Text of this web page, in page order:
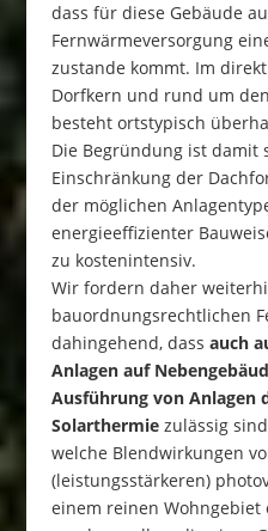
dass für diese Gebäude
Fernwärmeversorgung
zustande kommt. Im
Dorfkern und rund um
besteht ortstypisch
Die Begründung ist damit
Einschränkung der
der möglichen
energieeffizienter
zu kostenintensiv.
Wir fordern daher
bauordnungsrechtlichen
dahingehend, dass auch
Anlagen auf
Ausführung von Anlagen
Solarthermiezulässig
welche Blendwirkungen
(leistungsstärkeren)
einem reinen